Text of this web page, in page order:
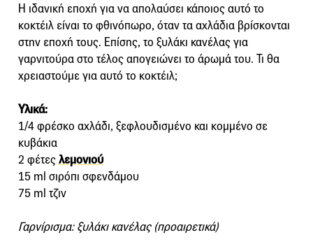
Η ιδανική εποχή για να απολαύσει κάποιος αυτό το
κοκτέιλ είναι το φθινόπωρο, όταν τα αχλάδια βρίσκονται
στην εποχή τους. Επίσης, το ξυλάκι κανέλας για
γαρνιτούρα στο τέλος απογειώνει το άρωμά του. Τι θα
χρειαστούμε για αυτό το κοκτέιλ;
Υλικά:
1/4 φρέσκο ​αχλάδι, ξεφλουδισμένο και κομμένο σε
κυβάκια
2 φέτεςλεμονιού
15 ml σιρόπι σφενδάμου
75 ml τζιν
Γαρνίρισμα: ξυλάκι κανέλας (προαιρετικά)